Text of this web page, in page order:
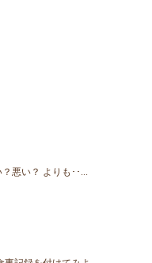
悪い？ よりも･･...